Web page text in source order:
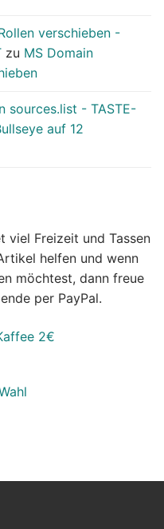
verschieben -
zu MS Domain
sources.list - TASTE-
auf 12
viel Freizeit und Tassen
helfen und wenn
möchtest, dann freue
per PayPal.
2€